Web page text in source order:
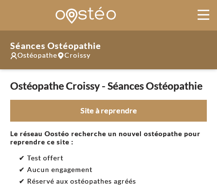
Séances Ostéopathie
Ostéopathe Croissy
Ostéopathe Croissy - Séances Ostéopathie
Site à reprendre
Le réseau Oostéo recherche un nouvel ostéopathe pour
reprendre ce site :
✔ Test offert
✔ Aucun engagement
✔ Réservé aux ostéopathes agréés